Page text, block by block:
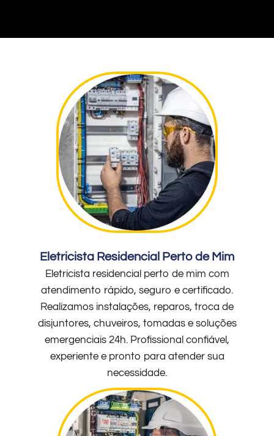
Eletricista Residencial Perto de Mim
Eletricista residencial perto de mim com
atendimento rápido, seguro e certificado.
Realizamos instalações, reparos, troca de
disjuntores, chuveiros, tomadas e soluções
emergenciais 24h. Profissional confiável,
experiente e pronto para atender sua
necessidade.